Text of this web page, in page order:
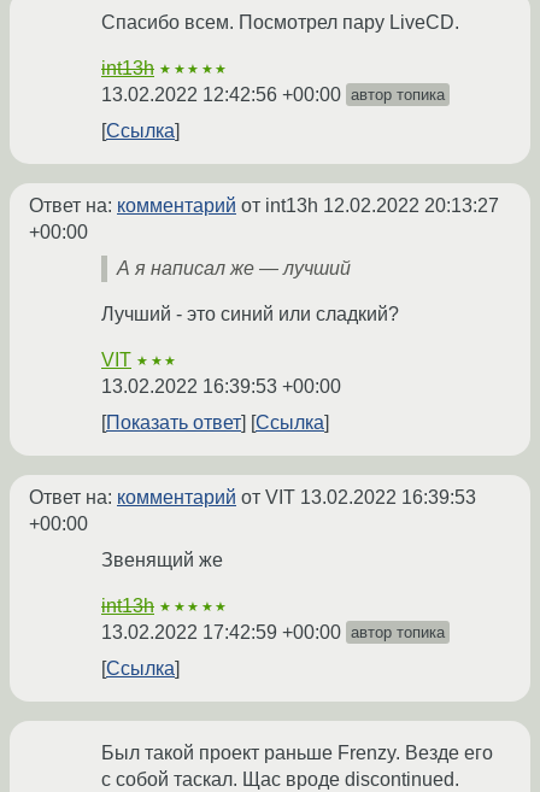
Спасибо всем. Посмотрел пару LiveCD.
int13h ★★★★★
13.02.2022 12:42:56 +00:00 автор топика
Ссылка
Ответ на: комментарий от int13h 12.02.2022 20:13:27
+00:00
А я написал же — лучший
Лучший - это синий или сладкий?
VIT ★★★
13.02.2022 16:39:53 +00:00
Показать ответ
Ссылка
Ответ на: комментарий от VIT 13.02.2022 16:39:53
+00:00
Звенящий же
int13h ★★★★★
13.02.2022 17:42:59 +00:00 автор топика
Ссылка
Был такой проект раньше Frenzy. Везде его
с собой таскал. Щас вроде discontinued.